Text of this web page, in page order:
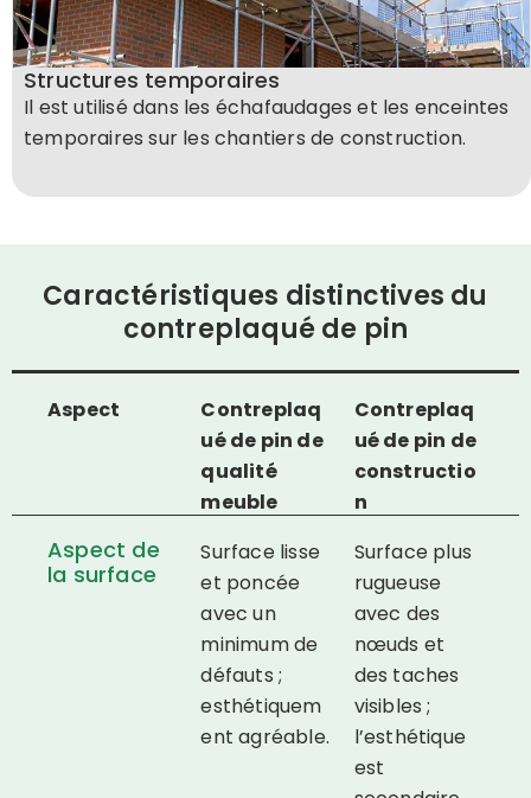
Structures temporaires
Il est utilisé dans les échafaudages et les enceintes
temporaires sur les chantiers de construction.
Caractéristiques distinctives du
contreplaqué de pin
Aspect
Contreplaq
ué de pin de
qualité
meuble
Contreplaq
ué de pin de
constructio
n
Aspect de
la surface
Surface lisse
et poncée
avec un
minimum de
défauts ;
esthétiquem
ent agréable.
Surface plus
rugueuse
avec des
nœuds et
des taches
visibles ;
l’esthétique
est